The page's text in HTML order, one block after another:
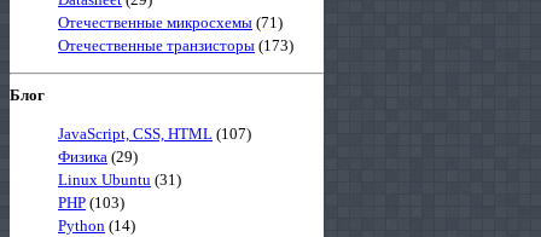
Отечественные микросхемы (71)
Отечественные транзисторы (173)
Блог
JavaScript, CSS, HTML (107)
Физика (29)
Linux Ubuntu (31)
PHP (103)
Python (14)